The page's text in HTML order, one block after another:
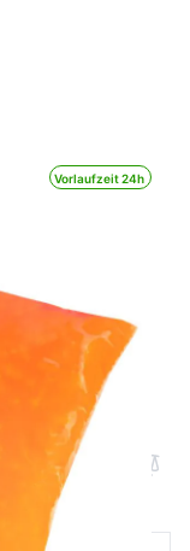
Vorlaufzeit 24h